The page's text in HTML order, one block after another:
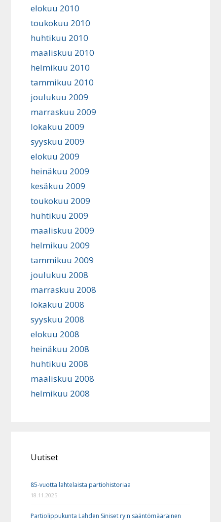
elokuu 2010
toukokuu 2010
huhtikuu 2010
maaliskuu 2010
helmikuu 2010
tammikuu 2010
joulukuu 2009
marraskuu 2009
lokakuu 2009
syyskuu 2009
elokuu 2009
heinäkuu 2009
kesäkuu 2009
toukokuu 2009
huhtikuu 2009
maaliskuu 2009
helmikuu 2009
tammikuu 2009
joulukuu 2008
marraskuu 2008
lokakuu 2008
syyskuu 2008
elokuu 2008
heinäkuu 2008
huhtikuu 2008
maaliskuu 2008
helmikuu 2008
Uutiset
85-vuotta lahtelaista partiohistoriaa
18.11.2025
Partiolippukunta Lahden Siniset ry:n sääntömääräinen